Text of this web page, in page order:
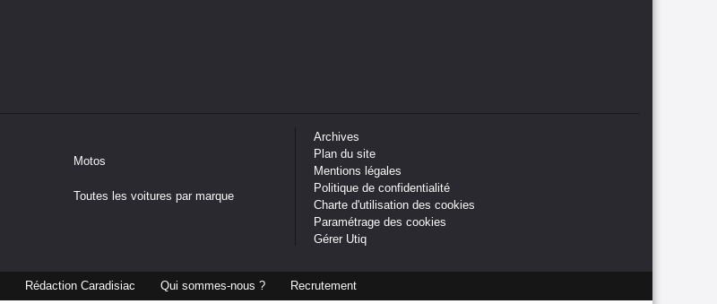
Motos
Toutes les voitures par marque
Archives
Plan du site
Mentions légales
Politique de confidentialité
Charte d'utilisation des cookies
Paramétrage des cookies
Gérer Utiq
Rédaction Caradisiac Qui sommes-nous ? Recrutement